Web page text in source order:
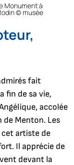
Monument à
© musée
fait
fin de sa vie,
accolée
de Menton. Les
cet artiste de
Il apprécie de
devant la